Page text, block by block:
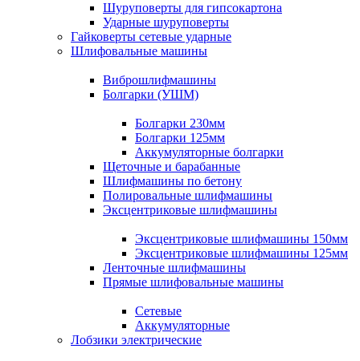
Шуруповерты для гипсокартона
Ударные шуруповерты
Гайковерты сетевые ударные
Шлифовальные машины
Виброшлифмашины
Болгарки (УШМ)
Болгарки 230мм
Болгарки 125мм
Аккумуляторные болгарки
Щеточные и барабанные
Шлифмашины по бетону
Полировальные шлифмашины
Эксцентриковые шлифмашины
Эксцентриковые шлифмашины 150мм
Эксцентриковые шлифмашины 125мм
Ленточные шлифмашины
Прямые шлифовальные машины
Сетевые
Аккумуляторные
Лобзики электрические